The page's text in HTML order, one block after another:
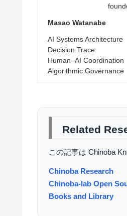
Masao Watanabe
AI Systems Architecture
Decision Trace
Human–AI Coordination
Algorithmic Governance
Related
この記事は Chinoba
Chinoba Research
Chinoba-lab Open
Books and Library